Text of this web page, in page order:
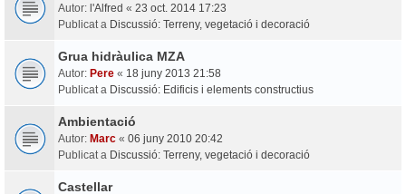
Autor: l'Alfred « 23 oct. 2014 17:23
Publicat a Discussió: Terreny, vegetació i decoració
Grua hidràulica MZA
Autor: Pere « 18 juny 2013 21:58
Publicat a Discussió: Edificis i elements constructius
Ambientació
Autor: Marc « 06 juny 2010 20:42
Publicat a Discussió: Terreny, vegetació i decoració
Castellar